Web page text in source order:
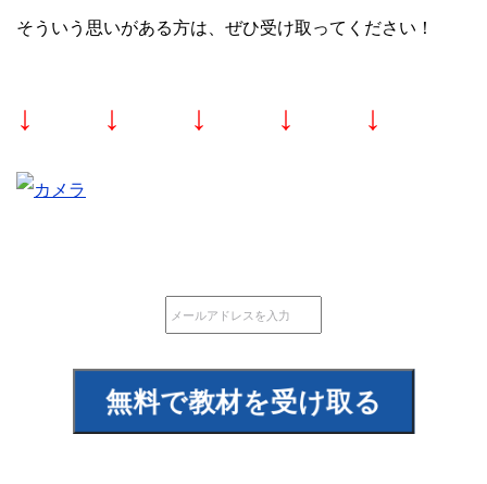
そういう思いがある方は、ぜひ受け取ってください！
↓ ↓ ↓ ↓ ↓